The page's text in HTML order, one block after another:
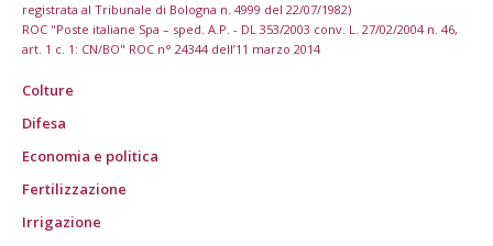
registrata al Tribunale di Bologna n. 4999 del 22/07/1982)
ROC "Poste italiane Spa – sped. A.P. - DL 353/2003 conv. L. 27/02/2004 n. 46,
art. 1 c. 1: CN/BO" ROC n° 24344 dell’11 marzo 2014
Colture
Difesa
Economia e politica
Fertilizzazione
Irrigazione